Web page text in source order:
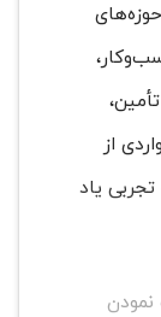
از
یاد
نمودن